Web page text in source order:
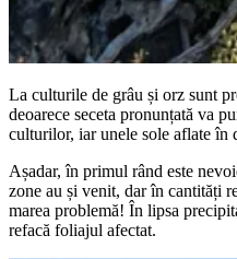
La culturile de grâu și orz sunt
deoarece seceta pronunțată va
culturilor, iar unele sole aflate în
Așadar, în primul rând este
zone au și venit, dar în cantități
marea problemă! În lipsa
refacă foliajul afectat.